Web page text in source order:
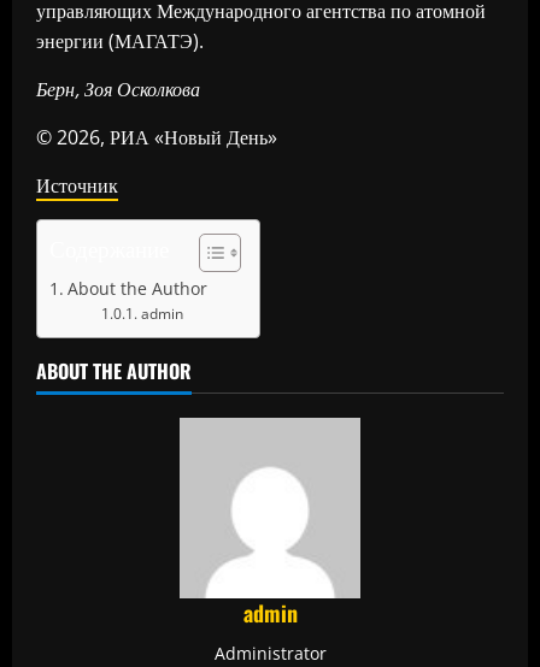
управляющих Международного агентства по атомной
энергии (МАГАТЭ).
Берн, Зоя Осколкова
© 2026, РИА «Новый День»
Источник
About the Author
admin
ABOUT THE AUTHOR
admin
Administrator